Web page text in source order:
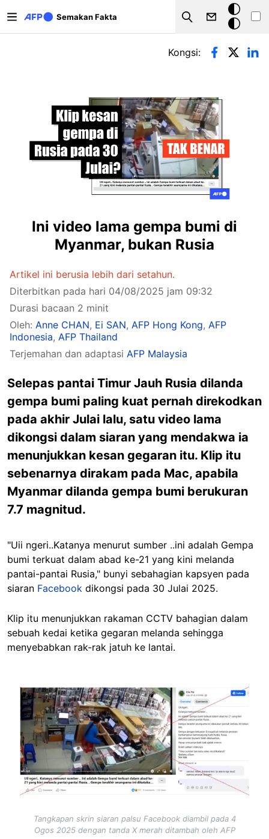
Semakan Fakta
Search
Mod
gelap
Tab-tab utama
Kongsi:
Ini video lama gempa bumi di
Myanmar, bukan Rusia
Artikel ini berusia lebih dari setahun.
Diterbitkan pada hari 04/08/2025 jam 09:32
Durasi bacaan 2 minit
Oleh: Anne CHAN, Ei SAN, AFP Hong Kong, AFP
Indonesia, AFP Thailand
Terjemahan dan adaptasi AFP Malaysia
Selepas pantai Timur Jauh Rusia dilanda
gempa bumi paling kuat pernah direkodkan
pada akhir Julai lalu, satu video lama
dikongsi dalam siaran yang mendakwa ia
menunjukkan kesan gegaran itu. Klip itu
sebenarnya dirakam pada Mac, apabila
Myanmar dilanda gempa bumi berukuran
7.7 magnitud.
"Uii ngeri..Katanya menurut sumber ..ini adalah Gempa
bumi terkuat dalam abad ke-21 yang kini melanda
pantai-pantai Rusia," bunyi sebahagian kapsyen pada
siaran Facebook dikongsi pada 30 Julai 2025.
Klip itu menunjukkan rakaman CCTV bahagian dalam
sebuah kedai ketika gegaran melanda sehingga
menyebabkan rak-rak jatuh ke lantai.
Image
Tangkapan skrin siaran palsu Facebook diambil pada 4
Ogos 2025 dengan tanda X merah ditambah oleh AFP